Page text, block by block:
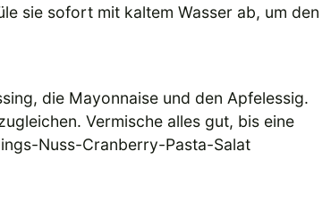
sie sofort mit kaltem Wasser ab, um den
die Mayonnaise und den Apfelessig.
Vermische alles gut, bis eine
Nuss-Cranberry-Pasta-Salat